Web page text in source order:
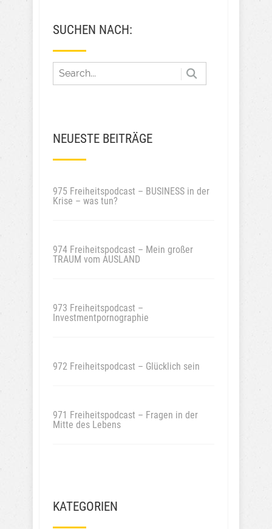
SUCHEN NACH:
NEUESTE BEITRÄGE
975 Freiheitspodcast – BUSINESS in der
Krise – was tun?
974 Freiheitspodcast – Mein großer
TRAUM vom AUSLAND
973 Freiheitspodcast –
Investmentpornographie
972 Freiheitspodcast – Glücklich sein
971 Freiheitspodcast – Fragen in der
Mitte des Lebens
KATEGORIEN